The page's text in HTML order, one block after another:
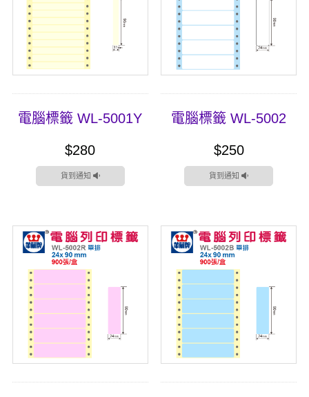
電腦標籤 WL-5001Y
$280
貨到通知
電腦標籤 WL-5002
$250
貨到通知